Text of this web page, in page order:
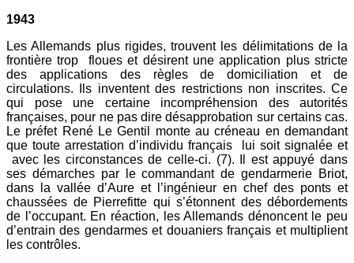
1943
Les Allemands plus rigides, trouvent les délimitations de la
frontière trop floues et désirent une application plus stricte
des applications des règles de domiciliation et de
circulations. Ils inventent des restrictions non inscrites. Ce
qui pose une certaine incompréhension des autorités
françaises, pour ne pas dire désapprobation sur certains cas.
Le préfet René Le Gentil monte au créneau en demandant
que toute arrestation d’individu français lui soit signalée et
avec les circonstances de celle-ci. (7). Il est appuyé dans
ses démarches par le commandant de gendarmerie Briot,
dans la vallée d’Aure et l’ingénieur en chef des ponts et
chaussées de Pierrefitte qui s’étonnent des débordements
de l’occupant. En réaction, les Allemands dénoncent le peu
d’entrain des gendarmes et douaniers français et multiplient
les contrôles.